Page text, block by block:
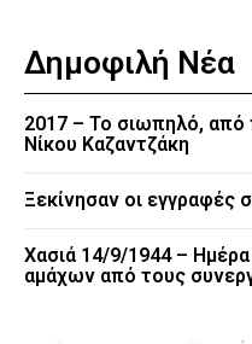
Δημοφιλή Νέα
2017 – Το σιωπηλό, από
Νίκου Καζαντζάκη
Ξεκίνησαν οι εγγραφές
Χασιά 14/9/1944 – Ημέρα
αμάχων από τους